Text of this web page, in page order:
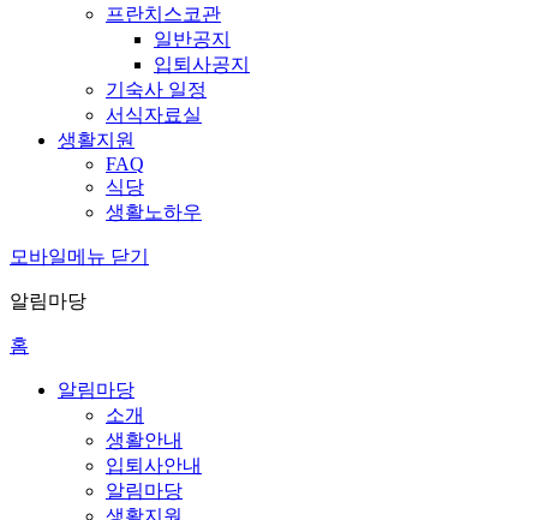
프란치스코관
일반공지
입퇴사공지
기숙사 일정
서식자료실
생활지원
FAQ
식당
생활노하우
모바일메뉴 닫기
알림마당
홈
알림마당
소개
생활안내
입퇴사안내
알림마당
생활지원